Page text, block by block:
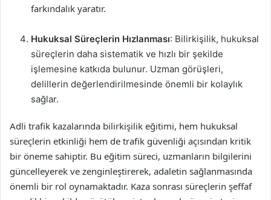
farkındalık yaratır.
Hukuksal Süreçlerin Hızlanması: Bilirkişilik, hukuksal
süreçlerin daha sistematik ve hızlı bir şekilde
işlemesine katkıda bulunur. Uzman görüşleri,
delillerin değerlendirilmesinde önemli bir kolaylık
sağlar.
Adli trafik kazalarında bilirkişilik eğitimi, hem hukuksal
süreçlerin etkinliği hem de trafik güvenliği açısından kritik
bir öneme sahiptir. Bu eğitim süreci, uzmanların bilgilerini
güncelleyerek ve zenginleştirerek, adaletin sağlanmasında
önemli bir rol oynamaktadır. Kaza sonrası süreçlerin şeffaf